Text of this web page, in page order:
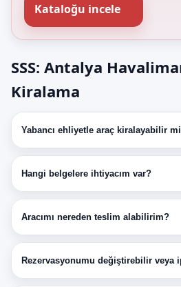
Kataloğu incele
SSS: Antalya
Kiralama
Yabancı ehliyetle araç kiralayabilir
Hangi belgelere ihtiyacım var?
Aracımı nereden teslim alabilirim?
Rezervasyonumu değiştirebilir veya